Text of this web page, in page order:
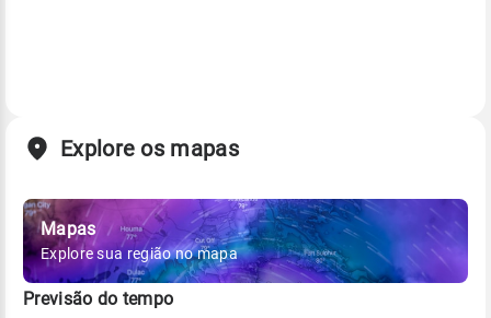
Explore os mapas
Mapas
Explore sua região no mapa
Previsão do tempo